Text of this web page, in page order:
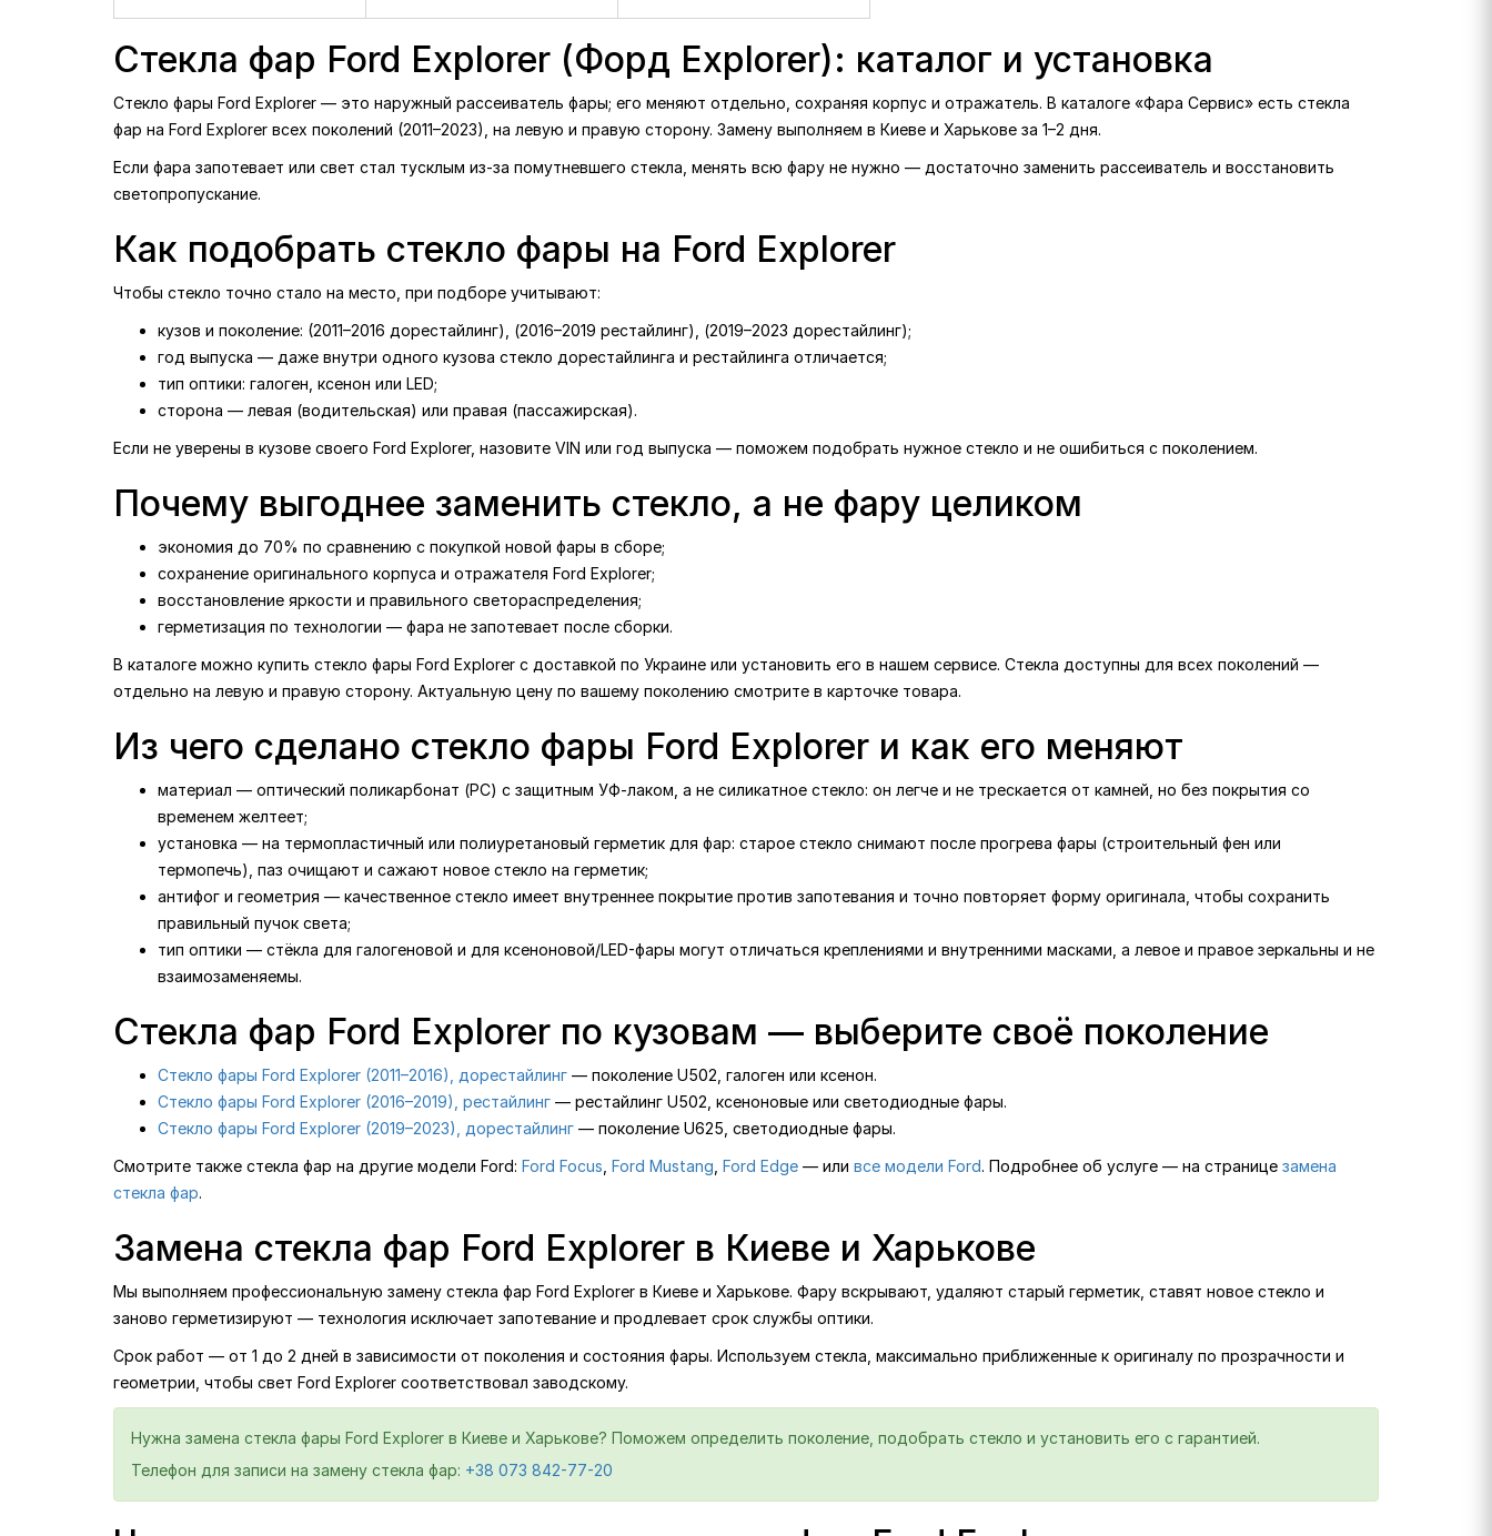
Правая (пассажирская)
Правая (пассажирская)
Правая (пассажирская)
Стекла фар Ford Explorer (Форд Explorer): каталог и установка
Стекло фары Ford Explorer — это наружный рассеиватель фары; его меняют отдельно, сохраняя корпус и отражатель. В каталоге «Фара Сервис» есть стекла
фар на Ford Explorer всех поколений (2011–2023), на левую и правую сторону. Замену выполняем в Киеве и Харькове за 1–2 дня.
Если фара запотевает или свет стал тусклым из-за помутневшего стекла, менять всю фару не нужно — достаточно заменить рассеиватель и восстановить
светопропускание.
Как подобрать стекло фары на Ford Explorer
Чтобы стекло точно стало на место, при подборе учитывают:
кузов и поколение: (2011–2016 дорестайлинг), (2016–2019 рестайлинг), (2019–2023 дорестайлинг);
год выпуска — даже внутри одного кузова стекло дорестайлинга и рестайлинга отличается;
тип оптики: галоген, ксенон или LED;
сторона — левая (водительская) или правая (пассажирская).
Если не уверены в кузове своего Ford Explorer, назовите VIN или год выпуска — поможем подобрать нужное стекло и не ошибиться с поколением.
Почему выгоднее заменить стекло, а не фару целиком
экономия до 70% по сравнению с покупкой новой фары в сборе;
сохранение оригинального корпуса и отражателя Ford Explorer;
восстановление яркости и правильного светораспределения;
герметизация по технологии — фара не запотевает после сборки.
В каталоге можно купить стекло фары Ford Explorer с доставкой по Украине или установить его в нашем сервисе. Стекла доступны для всех поколений —
отдельно на левую и правую сторону. Актуальную цену по вашему поколению смотрите в карточке товара.
Из чего сделано стекло фары Ford Explorer и как его меняют
материал — оптический поликарбонат (PC) с защитным УФ-лаком, а не силикатное стекло: он легче и не трескается от камней, но без покрытия со
временем желтеет;
установка — на термопластичный или полиуретановый герметик для фар: старое стекло снимают после прогрева фары (строительный фен или
термопечь), паз очищают и сажают новое стекло на герметик;
антифог и геометрия — качественное стекло имеет внутреннее покрытие против запотевания и точно повторяет форму оригинала, чтобы сохранить
правильный пучок света;
тип оптики — стёкла для галогеновой и для ксеноновой/LED-фары могут отличаться креплениями и внутренними масками, а левое и правое зеркальны и не
взаимозаменяемы.
Стекла фар Ford Explorer по кузовам — выберите своё поколение
Стекло фары Ford Explorer (2011–2016), дорестайлинг — поколение U502, галоген или ксенон.
Стекло фары Ford Explorer (2016–2019), рестайлинг — рестайлинг U502, ксеноновые или светодиодные фары.
Стекло фары Ford Explorer (2019–2023), дорестайлинг — поколение U625, светодиодные фары.
Смотрите также стекла фар на другие модели Ford: Ford Focus Ford Mustang Ford Edge — или все модели Ford. Подробнее об услуге — на странице замена
стекла фар.
Замена стекла фар Ford Explorer в Киеве и Харькове
Мы выполняем профессиональную замену стекла фар Ford Explorer в Киеве и Харькове. Фару вскрывают, удаляют старый герметик, ставят новое стекло и
заново герметизируют — технология исключает запотевание и продлевает срок службы оптики.
Срок работ — от 1 до 2 дней в зависимости от поколения и состояния фары. Используем стекла, максимально приближенные к оригиналу по прозрачности и
геометрии, чтобы свет Ford Explorer соответствовал заводскому.
Нужна замена стекла фары Ford Explorer в Киеве и Харькове? Поможем определить поколение, подобрать стекло и установить его с гарантией.
Телефон для записи на замену стекла фар: +38 073 842-77-20